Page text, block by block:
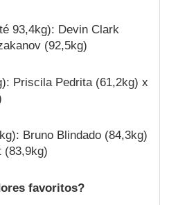
93,4kg): Devin Clark
(92,5kg)
Priscila Pedrita (61,2kg) x
Bruno Blindado (84,3kg)
(83,9kg)
favoritos?